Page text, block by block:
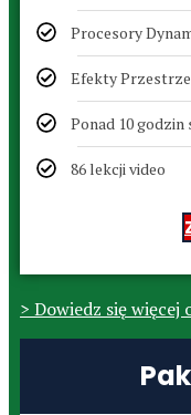
Procesory
Efekty
Ponad 10
86 lekcji video
> Dowiedz się więcej